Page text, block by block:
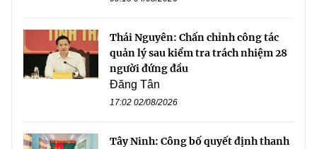
Thái Nguyên: Chấn chỉnh công tác
quản lý sau kiểm tra trách nhiệm 28
người đứng đầu
Đăng Tân
17:02 02/08/2026
Tây Ninh: Công bố quyết định thanh